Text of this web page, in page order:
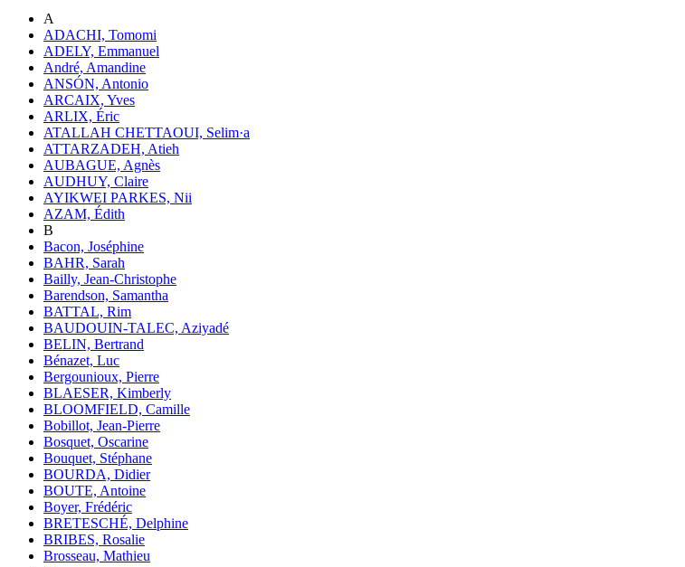
A
ADACHI, Tomomi
ADELY, Emmanuel
André, Amandine
ANSÓN, Antonio
ARCAIX, Yves
ARLIX, Éric
ATALLAH CHETTAOUI, Selim·a
ATTARZADEH, Atieh
AUBAGUE, Agnès
AUDHUY, Claire
AYIKWEI PARKES, Nii
AZAM, Édith
B
Bacon, Joséphine
BAHR, Sarah
Bailly, Jean-Christophe
Barendson, Samantha
BATTAL, Rim
BAUDOUIN-TALEC, Aziyadé
BELIN, Bertrand
Bénazet, Luc
Bergounioux, Pierre
BLAESER, Kimberly
BLOOMFIELD, Camille
Bobillot, Jean-Pierre
Bosquet, Oscarine
Bouquet, Stéphane
BOURDA, Didier
BOUTE, Antoine
Boyer, Frédéric
BRETESCHÉ, Delphine
BRIBES, Rosalie
Brosseau, Mathieu